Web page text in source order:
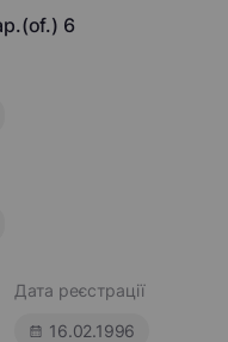
6
Дата реєстрації
16.02.1996